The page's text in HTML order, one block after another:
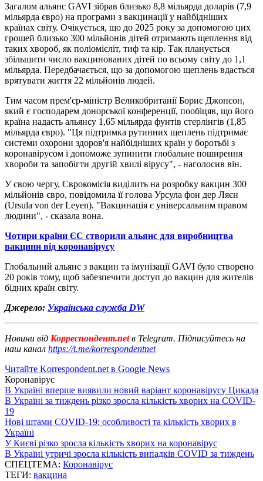
Загалом альянс GAVI зібрав близько 8,8 мільярда доларів (7,9
мільярда євро) на програми з вакцинації у найбідніших
країнах світу. Очікується, що до 2025 року за допомогою цих
грошей близько 300 мільйонів дітей отримають щеплення від
таких хвороб, як поліомієліт, тиф та кір. Так планується
збільшити число вакцинованих дітей по всьому світу до 1,1
мільярда. Передбачається, що за допомогою щеплень вдасться
врятувати життя 22 мільйонів людей.
Тим часом прем'єр-міністр Великобританії Борис Джонсон,
який є господарем донорської конференції, пообіцяв, що його
країна надасть альянсу 1,65 мільярда фунтів стерлінгів (1,85
мільярда євро). "Ця підтримка рутинних щеплень підтримає
системи охорони здоров'я найбідніших країн у боротьбі з
коронавірусом і допоможе зупинити глобальне поширення
хвороби та запобігти другій хвилі вірусу", - наголосив він.
У свою чергу, Єврокомісія виділить на розробку вакцин 300
мільйонів євро, повідомила її голова Урсула фон дер Ляєн
(Ursula von der Leyen). "Вакцинація є універсальним правом
людини", - сказала вона.
Чотири країни ЄС створили альянс для виробництва
вакцини від коронавірусу
Глобальний альянс з вакцин та імунізації GAVI було створено
20 років тому, щоб забезпечити доступ до вакцин для жителів
бідних країн світу.
Джерело: Українська служба DW
Новини від Корреспондент.netв Telegram. Підписуйтесь на
наш канал https://t.me/korrespondentnet
Читайте Korrespondent.net в Google News
Коронавірус
В Україні вперше виявили новий варіант коронавірусу Цикада
В Україні за тиждень різко зросла кількість хворих на COVID-
19
Нові штами COVID-19: особливості та кількість хворих в
Україні
У Києві різко зросла кількість хворих на коронавірус
В Україні утричі зросла кількість випадків COVID за тиждень
СПЕЦТЕМА: Коронавірус
ТЕГИ: вакцина